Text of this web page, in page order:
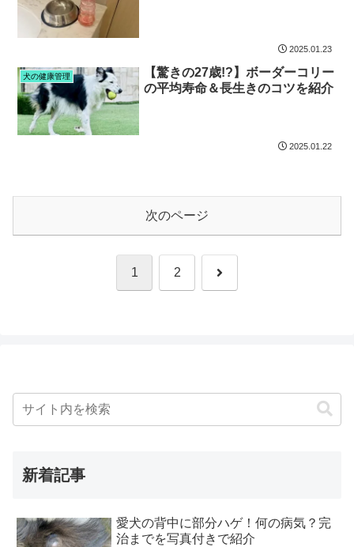
2025.01.23
犬の健康管理
【驚きの27歳!?】ボーダーコリー
の平均寿命＆長生きのコツを紹介
2025.01.22
次のページ
1 2 次
新着記事
愛犬の背中に部分ハゲ！何の病気？完
治までを写真付きで紹介